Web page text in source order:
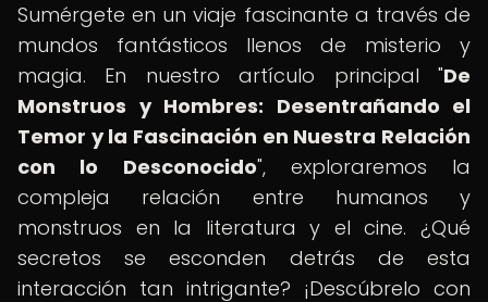
Sumérgete en un viaje fascinante a través de
mundos fantásticos llenos de misterio y
magia. En nuestro artículo principal "De
Monstruos y Hombres: Desentrañando el
Temor y la Fascinación en Nuestra Relación
con lo Desconocido", exploraremos la
compleja relación entre humanos y
monstruos en la literatura y el cine. ¿Qué
secretos se esconden detrás de esta
interacción tan intrigante? ¡Descúbrelo con